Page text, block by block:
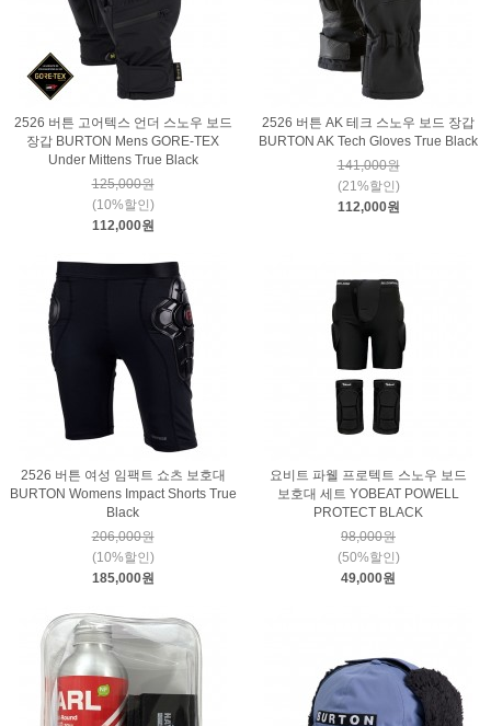
2526 버튼 고어텍스 언더 스노우 보드
장갑 BURTON Mens GORE-TEX
Under Mittens True Black
125,000원
(10%할인)
112,000원
2526 버튼 AK 테크 스노우 보드 장갑
BURTON AK Tech Gloves True Black
141,000원
(21%할인)
112,000원
2526 버튼 여성 임팩트 쇼츠 보호대
BURTON Womens Impact Shorts True
Black
206,000원
(10%할인)
185,000원
요비트 파웰 프로텍트 스노우 보드
보호대 세트 YOBEAT POWELL
PROTECT BLACK
98,000원
(50%할인)
49,000원